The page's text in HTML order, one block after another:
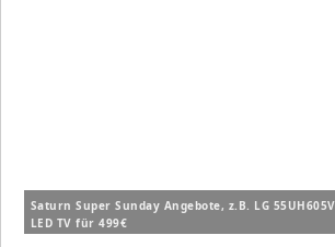
Saturn Super Sunday Angebote, z.B. LG
LED TV für 499€